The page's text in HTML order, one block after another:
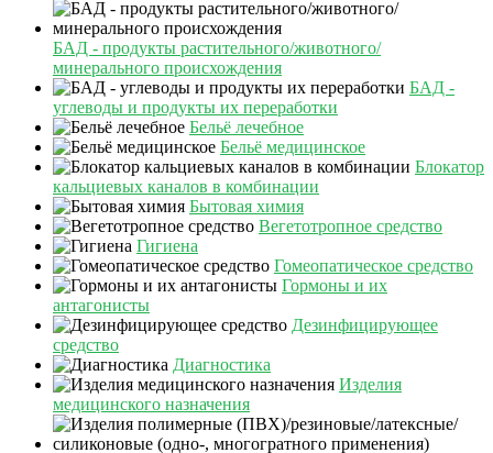
БАД - продукты растительного/животного/
минерального происхождения
БАД -
углеводы и продукты их переработки
Бельё лечебное
Бельё медицинское
Блокатор
кальциевых каналов в комбинации
Бытовая химия
Вегетотропное средство
Гигиена
Гомеопатическое средство
Гормоны и их
антагонисты
Дезинфицирующее
средство
Диагностика
Изделия
медицинского назначения